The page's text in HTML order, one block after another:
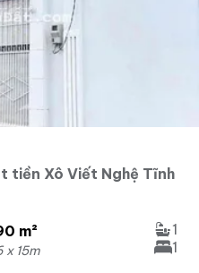
tiền Xô Viết Nghệ Tĩnh
m²
x 15m
1
1